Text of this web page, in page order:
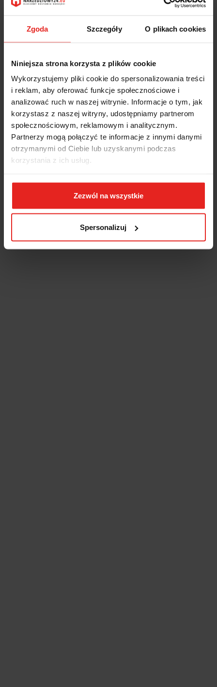
Zgoda Szczegóły O plikach cookies
Niniejsza strona korzysta z plików cookie
Wykorzystujemy pliki cookie do spersonalizowania treści
i reklam, aby oferować funkcje społecznościowe i
analizować ruch w naszej witrynie. Informacje o tym, jak
korzystasz z naszej witryny, udostępniamy partnerom
społecznościowym, reklamowym i analitycznym.
Partnerzy mogą połączyć te informacje z innymi danymi
otrzymanymi od Ciebie lub uzyskanymi podczas
korzystania z ich usług.
Zezwól na wszystkie
Spersonalizuj